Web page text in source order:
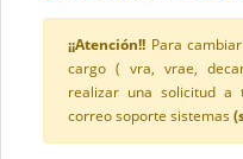
¡¡Atención!! Para
cargo ( vra, vrae,
realizar una solicitud a
correo soporte sistemas